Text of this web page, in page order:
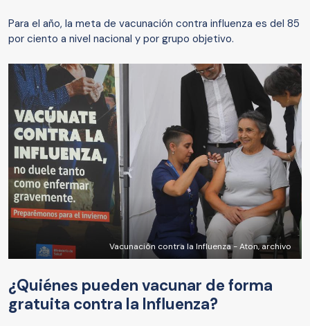
Para el año, la meta de vacunación contra influenza es del 85
por ciento a nivel nacional y por grupo objetivo.
Vacunación contra la Influenza - Aton, archivo
¿Quiénes pueden vacunar de forma
gratuita contra la Influenza?